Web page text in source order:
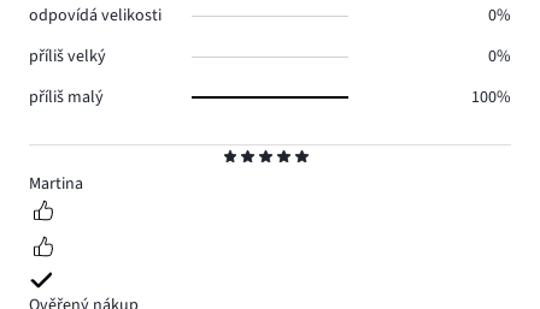
5
Martina
odpovídá velikosti
0%
příliš velký
0%
příliš malý
100%